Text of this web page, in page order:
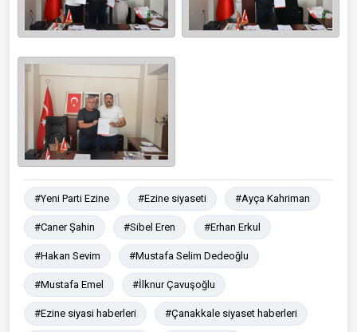
#Yeni Parti Ezine #Ezine siyaseti #Ayça Kahriman
#Caner Şahin #Sibel Eren #Erhan Erkul
#Hakan Sevim #Mustafa Selim Dedeoğlu
#Mustafa Emel #İlknur Çavuşoğlu
#Ezine siyasi haberleri #Çanakkale siyaset haberleri